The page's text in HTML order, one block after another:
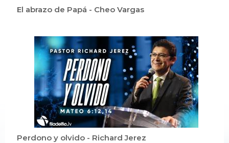
El abrazo de Papá - Cheo Vargas
Perdono y olvido - Richard Jerez